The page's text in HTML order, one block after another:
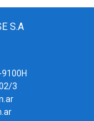
S.A
3